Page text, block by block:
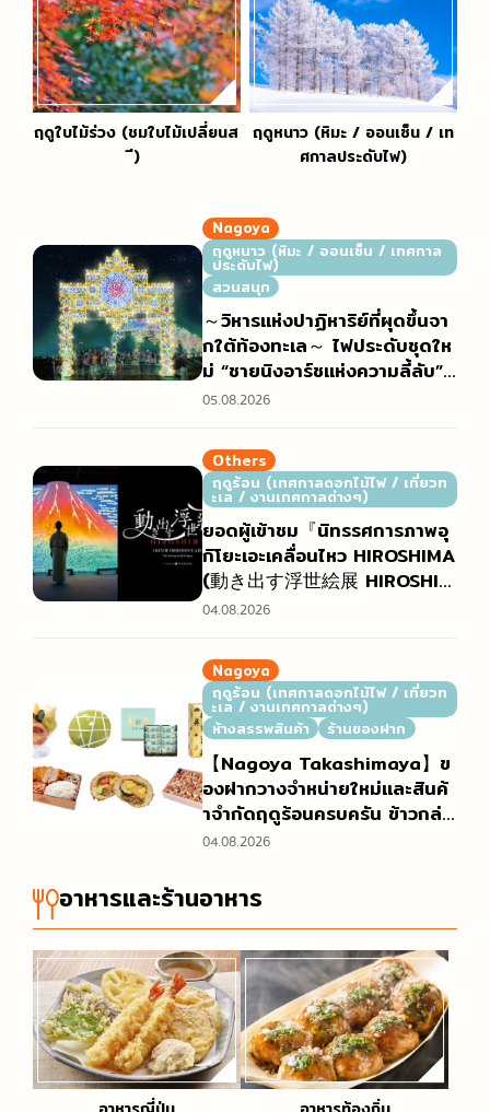
ฤดูใบไม้ร่วง (ชมใบไม้เปลี่ยนส
ี)
ฤดูหนาว (หิมะ / ออนเซ็น / เท
ศกาลประดับไฟ)
Nagoya
ฤดูหนาว (หิมะ / ออนเซ็น / เทศกาล
ประดับไฟ)
สวนสนุก
～วิหารแห่งปาฏิหาริย์ที่ผุดขึ้นจา
กใต้ท้องทะเล～ ไฟประดับชุดให
ม่ “ชายนิงอาร์ชแห่งความลี้ลับ”
(神秘のシャイニングアーチ)
05.08.2026
Others
ฤดูร้อน (เทศกาลดอกไม้ไฟ / เที่ยวท
ะเล / งานเทศกาลต่างๆ)
ยอดผู้เข้าชม『นิทรรศการภาพอุ
กิโยะเอะเคลื่อนไหว HIROSHIMA
(動き出す浮世絵展 HIROSHIM
A)』ทะลุ 10,000 คน! พร้อมเผ
นเต็มไปด้วยสีสัน
04.08.2026
Nagoya
ฤดูร้อน (เทศกาลดอกไม้ไฟ / เที่ยวท
ะเล / งานเทศกาลต่างๆ)
ห้างสรรพสินค้า
ร้านของฝาก
【Nagoya Takashimaya】ข
องฝากวางจำหน่ายใหม่และสินค้
าจำกัดฤดูร้อนครบครัน ข้าวกล่อ
งที่ขายดีช่วงโกลเด้นวีกเพิ่มปริม
จำหน่ายของอร่อยชั้นใต้ดินห้าง
(เดปาจิกะ) ฤดูร้อน ในช่วงเทศก
าลโอบ้ง”
04.08.2026
อาหารและร้านอาหาร